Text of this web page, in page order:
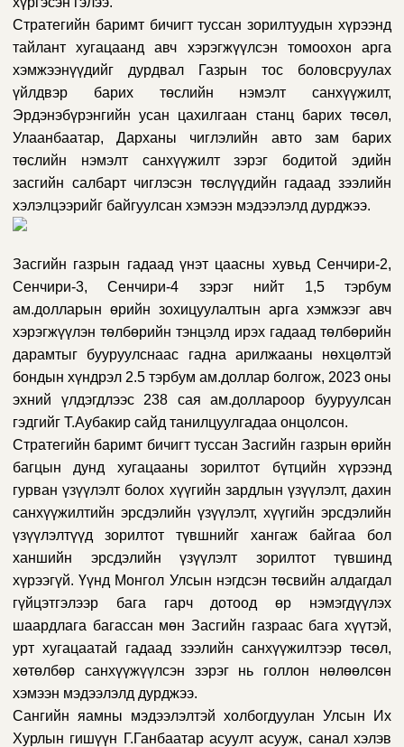
Стратегийн баримт бичигт туссан зорилтуудын хүрээнд
тайлант хугацаанд авч хэрэгжүүлсэн томоохон арга
хэмжээнүүдийг дурдвал Газрын тос боловсруулах
үйлдвэр барих төслийн нэмэлт санхүүжилт,
Эрдэнэбүрэнгийн усан цахилгаан станц барих төсөл,
Улаанбаатар, Дарханы чиглэлийн авто зам барих
төслийн нэмэлт санхүүжилт зэрэг бодитой эдийн
засгийн салбарт чиглэсэн төслүүдийн гадаад зээлийн
хэлэлцээрийг байгуулсан хэмээн мэдээлэлд дурджээ.
Засгийн газрын гадаад үнэт цаасны хувьд Сенчири-2,
Сенчири-3, Сенчири-4 зэрэг нийт 1,5 тэрбум
ам.долларын өрийн зохицуулалтын арга хэмжээг авч
хэрэгжүүлэн төлбөрийн тэнцэлд ирэх гадаад төлбөрийн
дарамтыг бууруулснаас гадна арилжааны нөхцөлтэй
бондын хүндрэл 2.5 тэрбум ам.доллар болгож, 2023 оны
эхний үлдэгдлээс 238 сая ам.доллароор бууруулсан
гэдгийг Т.Аубакир сайд танилцуулгадаа онцолсон.
Стратегийн баримт бичигт туссан Засгийн газрын өрийн
багцын дунд хугацааны зорилтот бүтцийн хүрээнд
гурван үзүүлэлт болох хүүгийн зардлын үзүүлэлт, дахин
санхүүжилтийн эрсдэлийн үзүүлэлт, хүүгийн эрсдэлийн
үзүүлэлтүүд зорилтот түвшнийг хангаж байгаа бол
ханшийн эрсдэлийн үзүүлэлт зорилтот түвшинд
хүрээгүй. Үүнд Монгол Улсын нэгдсэн төсвийн алдагдал
гүйцэтгэлээр бага гарч дотоод өр нэмэгдүүлэх
шаардлага багассан мөн Засгийн газраас бага хүүтэй,
урт хугацаатай гадаад зээлийн санхүүжилтээр төсөл,
хөтөлбөр санхүүжүүлсэн зэрэг нь голлон нөлөөлсөн
хэмээн мэдээлэлд дурджээ.
Сангийн яамны мэдээлэлтэй холбогдуулан Улсын Их
Хурлын гишүүн Г.Ганбаатар асуулт асууж, санал хэлэв